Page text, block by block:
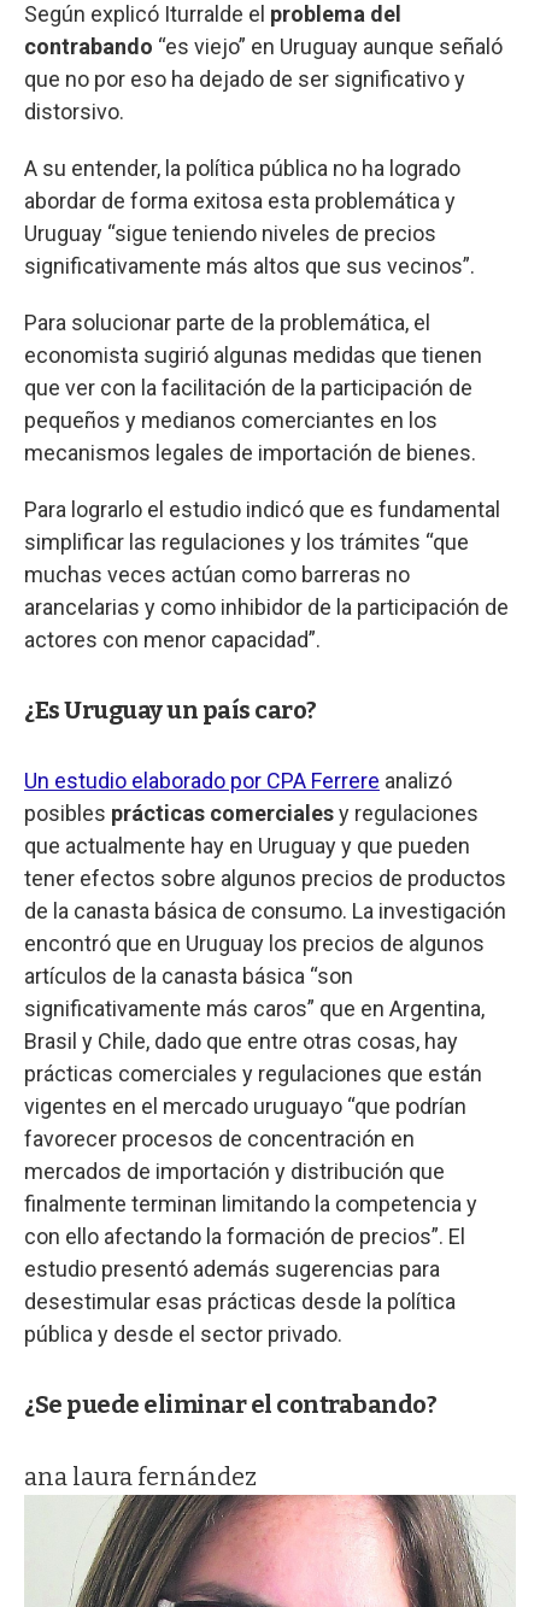
Según explicó Iturralde el problema del
contrabando “es viejo” en Uruguay aunque señaló
que no por eso ha dejado de ser significativo y
distorsivo.
A su entender, la política pública no ha logrado
abordar de forma exitosa esta problemática y
Uruguay “sigue teniendo niveles de precios
significativamente más altos que sus vecinos”.
Para solucionar parte de la problemática, el
economista sugirió algunas medidas que tienen
que ver con la facilitación de la participación de
pequeños y medianos comerciantes en los
mecanismos legales de importación de bienes.
Para lograrlo el estudio indicó que es fundamental
simplificar las regulaciones y los trámites “que
muchas veces actúan como barreras no
arancelarias y como inhibidor de la participación de
actores con menor capacidad”.
¿Es Uruguay un país caro?
Un estudio elaborado por CPA Ferrere analizó
posibles prácticas comercialesy regulaciones
que actualmente hay en Uruguay y que pueden
tener efectos sobre algunos precios de productos
de la canasta básica de consumo. La investigación
encontró que en Uruguay los precios de algunos
artículos de la canasta básica “son
significativamente más caros” que en Argentina,
Brasil y Chile, dado que entre otras cosas, hay
prácticas comerciales y regulaciones que están
vigentes en el mercado uruguayo “que podrían
favorecer procesos de concentración en
mercados de importación y distribución que
finalmente terminan limitando la competencia y
con ello afectando la formación de precios”. El
estudio presentó además sugerencias para
desestimular esas prácticas desde la política
pública y desde el sector privado.
¿Se puede eliminar el contrabando?
ana laura fernández